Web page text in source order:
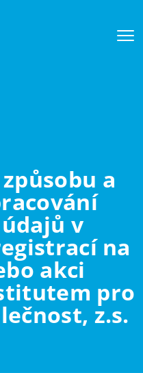
a
v
na
akci
pro
z.s.